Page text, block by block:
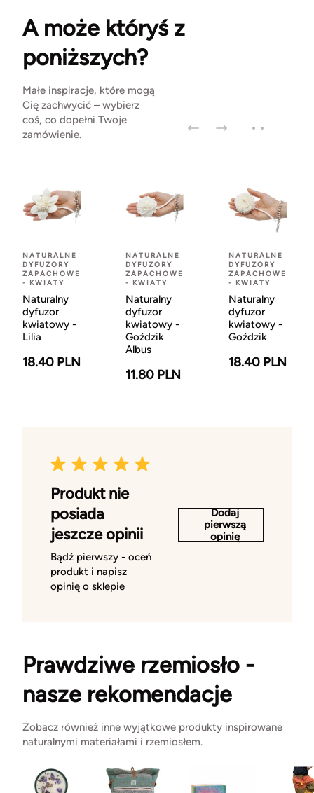
A może któryś z
poniższych?
Małe inspiracje, które mogą
Cię zachwycić – wybierz
coś, co dopełni Twoje
zamówienie.
NATURALNE
DYFUZORY
ZAPACHOWE
- KWIATY
Naturalny
dyfuzor
kwiatowy -
Lilia
18.40 PLN
NATURALNE
DYFUZORY
ZAPACHOWE
- KWIATY
Naturalny
dyfuzor
kwiatowy -
Goździk
Albus
11.80 PLN
NATURALNE
DYFUZORY
ZAPACHOWE
- KWIATY
Naturalny
dyfuzor
kwiatowy -
Goździk
18.40 PLN
Produkt nie
posiada
jeszcze opinii
Bądź pierwszy - oceń
produkt i napisz
opinię o sklepie
Dodaj
pierwszą
opinię
Prawdziwe rzemiosło -
nasze rekomendacje
Zobacz również inne wyjątkowe produkty inspirowane
naturalnymi materiałami i rzemiosłem.